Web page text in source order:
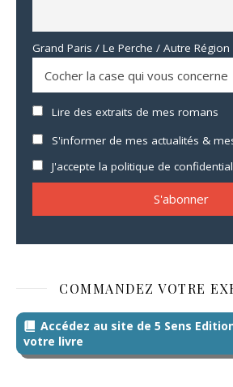
Grand Paris / Le Perche / Autre
Lire des extraits de mes romans
S'informer de mes actualités &
J'accepte la politique de
COMMANDEZ VOTRE
Accédez au site de 5 Sens
votre livre